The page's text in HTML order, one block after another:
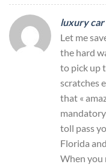
luxury car
Let me
the hard
to pick up
scratches
that «
toll pass
Florida
When you